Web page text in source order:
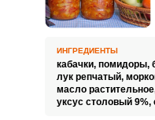
ИНГРЕДИЕНТЫ
кабачки, помидоры,
лук репчатый,
масло
уксус столовый 9%,